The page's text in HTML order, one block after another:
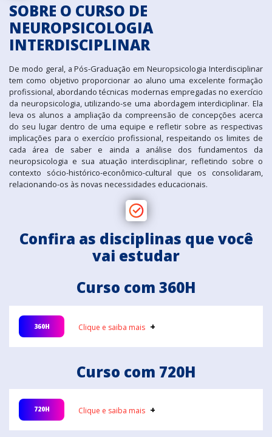
SOBRE O CURSO DE
NEUROPSICOLOGIA
INTERDISCIPLINAR
De modo geral, a Pós-Graduação em Neuropsicologia Interdisciplinar
tem como objetivo proporcionar ao aluno uma excelente formação
profissional, abordando técnicas modernas empregadas no exercício
da neuropsicologia, utilizando-se uma abordagem interdiciplinar. Ela
leva os alunos a ampliação da compreensão de concepções acerca
do seu lugar dentro de uma equipe e refletir sobre as respectivas
implicações para o exercício profissional, respeitando os limites de
cada área de saber e ainda a análise dos fundamentos da
neuropsicologia e sua atuação interdisciplinar, refletindo sobre o
contexto sócio-histórico-econômico-cultural que os consolidaram,
relacionando-os às novas necessidades educacionais.
Confira as disciplinas que você
vai estudar
Curso com 360H
360H Clique e saiba mais
Módulo
Práticas Interdisciplinares nos
Projetos - 60 horas
Curso com 720H
720H Clique e saiba mais